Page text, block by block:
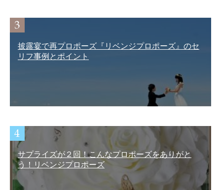
披露宴で再プロポーズ『リベンジプロポーズ』のセ
リフ事例とポイント
サプライズが２回！こんなプロポーズをありがと
う！リベンジプロポーズ